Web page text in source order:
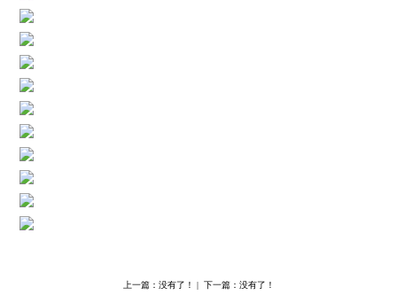
上一篇：没有了！ | 下一篇：没有了！